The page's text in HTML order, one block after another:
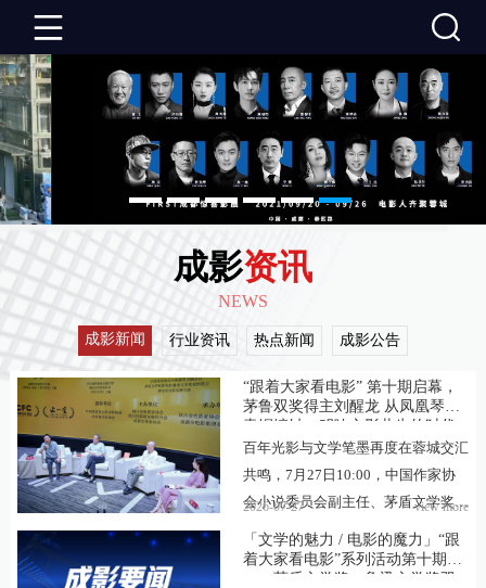
成
影
首
页
成
影
资
成
影
成
设
成
影
系
我
们
成影资讯
NEWS
成影新闻 行业资讯 热点新闻 成影公告
“跟着大家看电影” 第十期启幕，
茅鲁双奖得主刘醒龙 从凤凰琴到
青铜编钟，叩响文影共生的时代
之声
百年光影与文学笔墨再度在蓉城交汇
共鸣，7月27日10:00，中国作家协
会小说委员会副主任、茅盾文学奖与
鲁迅文学奖双料得主、湖北省文联名
誉主席刘醒龙携“从凤凰琴到青铜编
2026-07-27 view more
「文学的魅力 / 电影的魔力」“跟
着大家看电影”系列活动第十期
——茅盾文学奖、鲁迅文学奖双